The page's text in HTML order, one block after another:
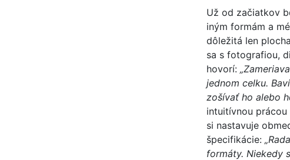
Už od začiatkov
iným formám a
dôležitá len
sa s fotografiou,
hovorí:
jednom celku.
zošívať ho alebo
intuitívnou
si nastavuje
špecifikácie:
formáty. Niekedy